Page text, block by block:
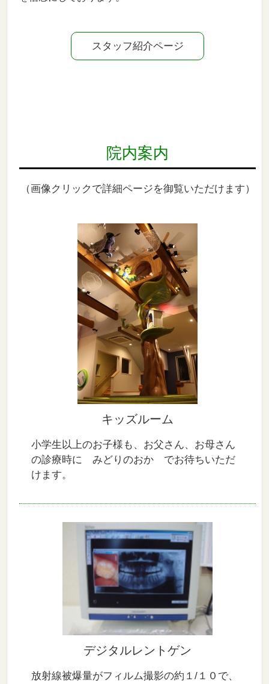
スタッフ紹介ページ
院内案内
（画像クリックで詳細ページを御覧いただけます）
キッズルーム
小学生以上のお子様も、お父さん、お母さん
の診療時に みどりのおか でお待ちいただ
けます。
デジタルレントゲン
放射線被爆量がフィルム撮影の約１/１０で、